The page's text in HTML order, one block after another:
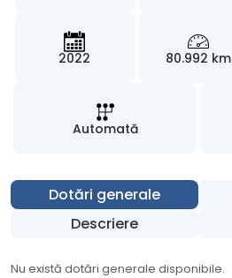
2022 80.992 km
Automată
Dotări generale
Descriere
Nu există dotări generale disponibile.